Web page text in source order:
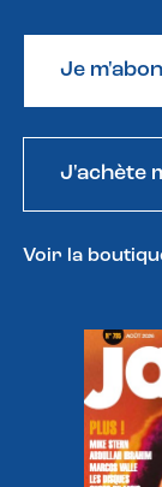
Je
J'achète
Voir la